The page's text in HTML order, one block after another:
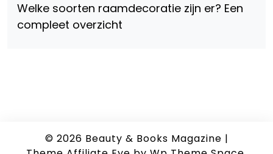
Welke soorten raamdecoratie zijn er? Een
compleet overzicht
© 2026 Beauty & Books Magazine |